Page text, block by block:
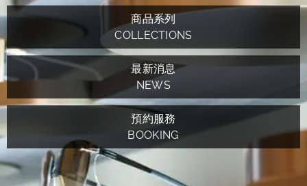
商品系列
COLLECTIONS
最新消息
NEWS
預約服務
BOOKING